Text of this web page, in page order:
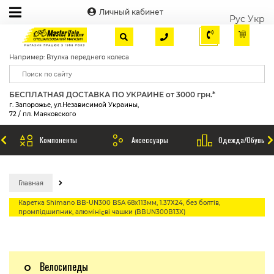
Личный кабинет
Рус Укр
Например: Втулка переднего колеса
БЕСПЛАТНАЯ ДОСТАВКА ПО УКРАИНЕ от 3000 грн.*
г. Запорожье, ул.Независимой Украины,
72 / пл. Маяковского
Компоненты Аксессуары Одежда/Обувь
Главная
Каретка Shimano BB-UN300 BSA 68x113мм, 1.37Х24, без болтів,
промпідшипник, алюмінієві чашки (BBUN300B13X)
Велосипеды